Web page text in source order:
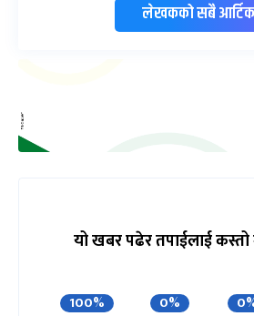
लेखकको सबै
यो खबर पढेर तपाईलाई
100% 0%